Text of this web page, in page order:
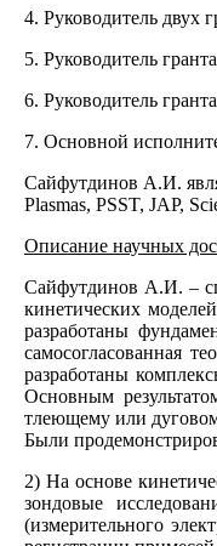
4. Руководитель
5. Руководитель
6. Руководитель
7. Основной
Сайфутдинов А.И.
Plasmas, PSST, JAP,
Описание научных
Сайфутдинов А.И. –
кинетических
разработаны
самосогласованная
разработаны
Основным
тлеющему или
Были
2) На основе
зондовые
(измерительного